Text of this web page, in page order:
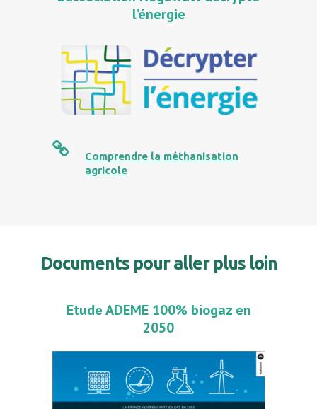
l’énergie
Comprendre la méthanisation
agricole
Documents pour aller plus loin
Etude ADEME 100% biogaz en
2050